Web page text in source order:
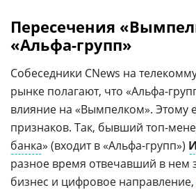
Пересечения
«Альфа-групп»
Собеседники CNews на
рынке полагают, что «Альфа-
влияние на «Вымпелком». Этому
признаков. Так, бывший топ-
банка» (входит в «Альфа-групп»)
разное время отвечавший в нем
бизнес и цифровое направление,